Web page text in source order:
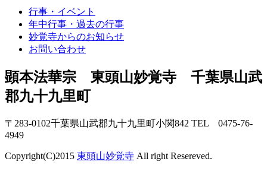
行事・イベント
年中行事・過去の行事
妙覚寺からのお知らせ
お問い合わせ
顕本法華宗 東頭山妙覚寺 千葉県山武
郡九十九里町
〒283-0102千葉県山武郡九十九里町小関842 TEL 0475-76-
4949
Copyright(C)2015 東頭山妙覚寺 All right Resereved.